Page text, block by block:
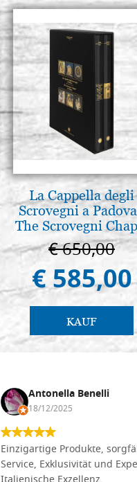
La Cappella degli
Scrovegni a
The Scrovegni
in Padua
€ 650,00
€ 585,00
KAUF
Antonella Benelli
18/12/2025
Einzigartige Produkte,
Service, Exklusivität und